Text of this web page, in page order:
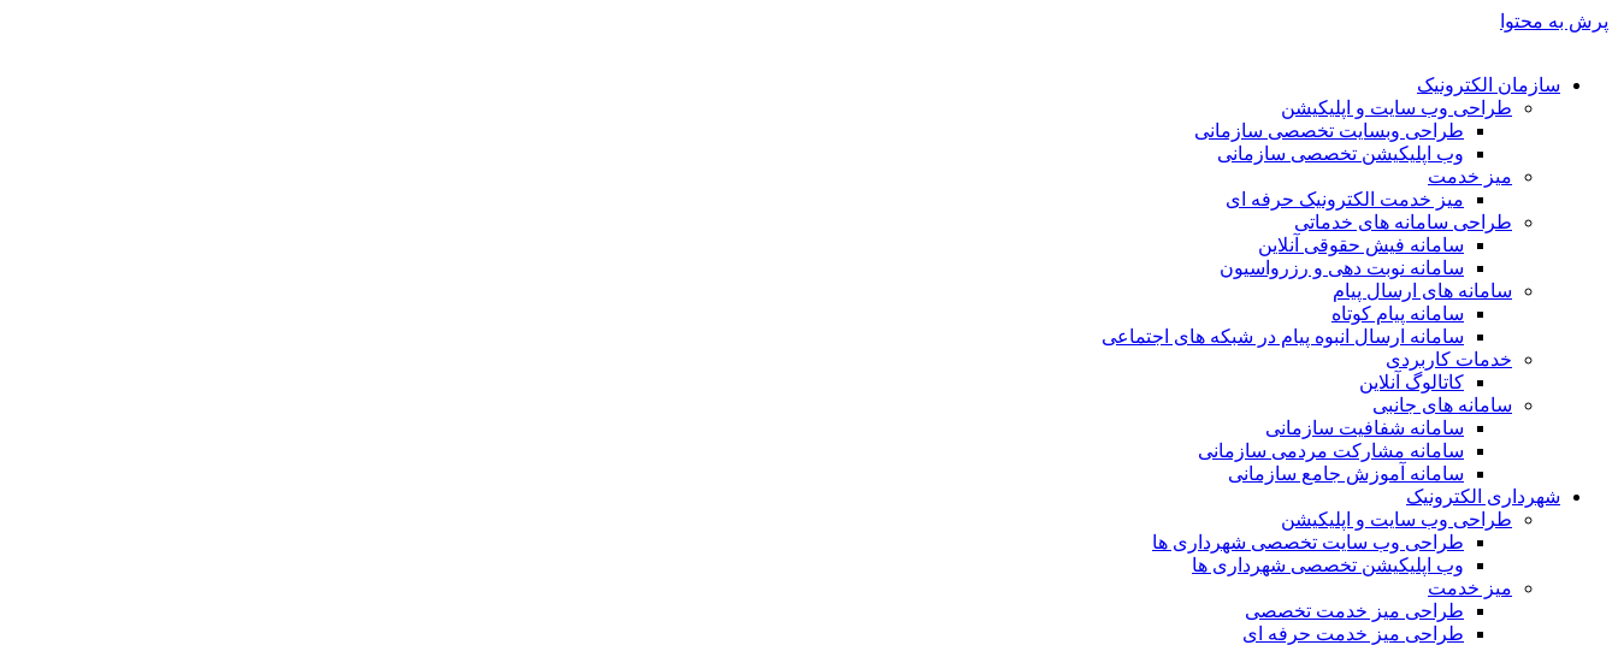
پرش به محتوا
سازمان الکترونیک
طراحی وب سایت و اپلیکیشن
طراحی وبسایت تخصصی سازمانی
وب اپلیکیشن تخصصی سازمانی
میز خدمت
میز خدمت الکترونیک حرفه ای
طراحی سامانه های خدماتی
سامانه فیش حقوقی آنلاین
سامانه نوبت دهی و رزرواسیون
سامانه های ارسال پیام
سامانه پیام کوتاه
سامانه ارسال انبوه پیام در شبکه های اجتماعی
خدمات کاربردی
کاتالوگ آنلاین
سامانه های جانبی
سامانه شفافیت سازمانی
سامانه مشارکت مردمی سازمانی
سامانه آموزش جامع سازمانی
شهرداری الکترونیک
طراحی وب سایت و اپلیکیشن
طراحی وب سایت تخصصی شهرداری ها
وب اپلیکیشن تخصصی شهرداری ها
میز خدمت
طراحی میز خدمت تخصصی
طراحی میز خدمت حرفه ای